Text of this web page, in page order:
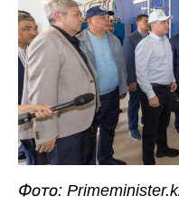
Фото: